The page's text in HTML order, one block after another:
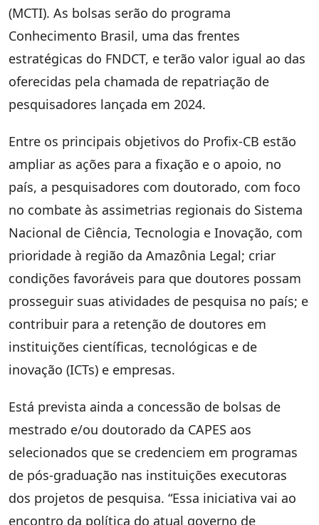
(MCTI). As bolsas serão do programa
Conhecimento Brasil, uma das frentes
estratégicas do FNDCT, e terão valor igual ao das
oferecidas pela chamada de repatriação de
pesquisadores lançada em 2024.
Entre os principais objetivos do Profix-CB estão
ampliar as ações para a fixação e o apoio, no
país, a pesquisadores com doutorado, com foco
no combate às assimetrias regionais do Sistema
Nacional de Ciência, Tecnologia e Inovação, com
prioridade à região da Amazônia Legal; criar
condições favoráveis para que doutores possam
prosseguir suas atividades de pesquisa no país; e
contribuir para a retenção de doutores em
instituições científicas, tecnológicas e de
inovação (ICTs) e empresas.
Está prevista ainda a concessão de bolsas de
mestrado e/ou doutorado da CAPES aos
selecionados que se credenciem em programas
de pós-graduação nas instituições executoras
dos projetos de pesquisa. “Essa iniciativa vai ao
encontro da política do atual governo de